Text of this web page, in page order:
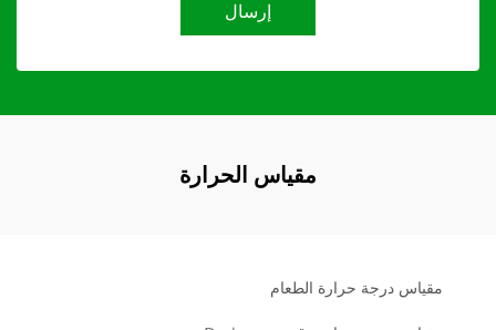
إرسال
مقياس الحرارة
مقياس درجة حرارة الطعام